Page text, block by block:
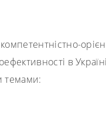
в
темами: